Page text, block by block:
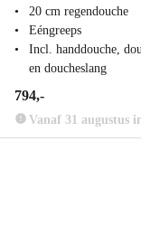
20 cm regendouche
Eéngreeps
Incl. handdouche,
en doucheslang
794,-
Vanaf 31 augustus